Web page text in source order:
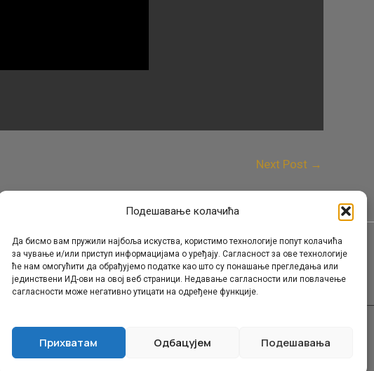
Подешавање колачића
Да бисмо вам пружили најбоља искуства, користимо технологије попут колачића
за чување и/или приступ информацијама о уређају. Сагласност за ове технологије
ће нам омогућити да обрађујемо податке као што су понашање прегледања или
јединствени ИД-ови на овој веб страници. Недавање сагласности или повлачење
сагласности може негативно утицати на одређене функције.
Прихватам Одбацујем Подешавања
Next Post →
Архива Контакт